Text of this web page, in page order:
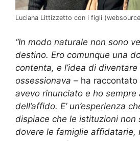
Luciana Littizzetto con i figli
“In modo naturale non sono
destino. Ero comunque una
contenta, e l’idea di
ossessionava – ha raccontato
avevo rinunciato e ho sempre
dell’affido. E’ un’esperienza
dispiace che le istituzioni non
dovere le famiglie affidatarie,